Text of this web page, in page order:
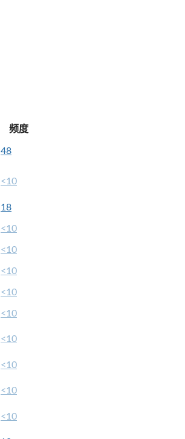
频度
48
<10
18
<10
<10
<10
<10
<10
<10
<10
<10
<10